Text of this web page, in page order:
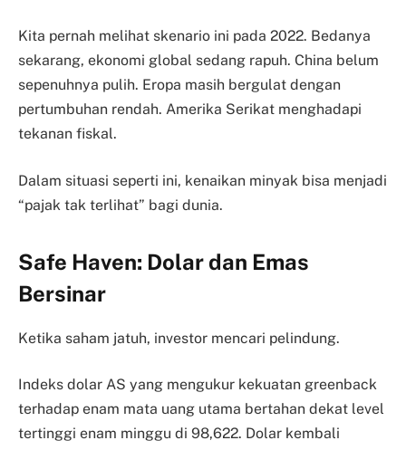
Kita pernah melihat skenario ini pada 2022. Bedanya
sekarang, ekonomi global sedang rapuh. China belum
sepenuhnya pulih. Eropa masih bergulat dengan
pertumbuhan rendah. Amerika Serikat menghadapi
tekanan fiskal.
Dalam situasi seperti ini, kenaikan minyak bisa menjadi
“pajak tak terlihat” bagi dunia.
Safe Haven: Dolar dan Emas
Bersinar
Ketika saham jatuh, investor mencari pelindung.
Indeks dolar AS yang mengukur kekuatan greenback
terhadap enam mata uang utama bertahan dekat level
tertinggi enam minggu di 98,622. Dolar kembali